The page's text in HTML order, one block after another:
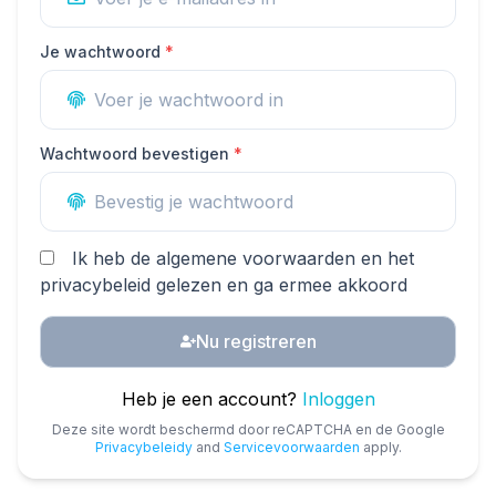
Je wachtwoord *
Wachtwoord bevestigen *
Ik heb de algemene voorwaarden en het
privacybeleid gelezen en ga ermee akkoord
Nu registreren
Heb je een account? Inloggen
Deze site wordt beschermd door reCAPTCHA en de Google
Privacybeleidyand Servicevoorwaarden apply.